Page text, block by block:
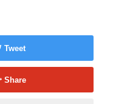
Tweet
Share